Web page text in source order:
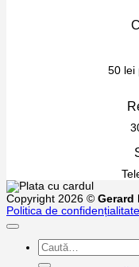
50 lei
Copyright 2026 © Gerard
Politica de confidențialitate
Caută
după: